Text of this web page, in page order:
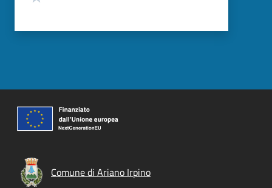
Comune di Ariano Irpino